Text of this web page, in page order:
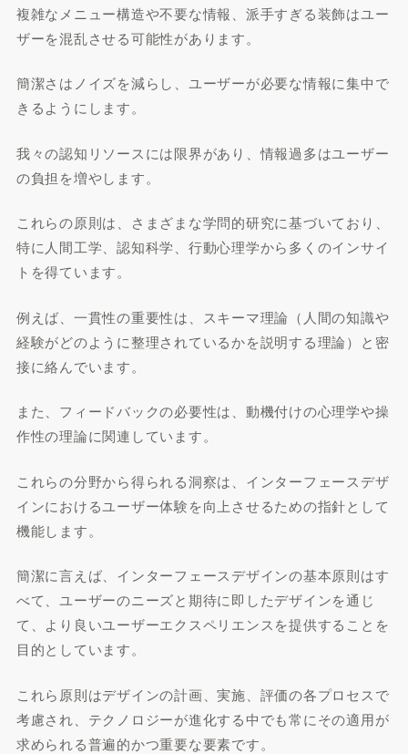
複雑なメニュー構造や不要な情報、派手すぎる装飾はユー
ザーを混乱させる可能性があります。
簡潔さはノイズを減らし、ユーザーが必要な情報に集中で
きるようにします。
我々の認知リソースには限界があり、情報過多はユーザー
の負担を増やします。
これらの原則は、さまざまな学問的研究に基づいており、
特に人間工学、認知科学、行動心理学から多くのインサイ
トを得ています。
例えば、一貫性の重要性は、スキーマ理論（人間の知識や
経験がどのように整理されているかを説明する理論）と密
接に絡んでいます。
また、フィードバックの必要性は、動機付けの心理学や操
作性の理論に関連しています。
これらの分野から得られる洞察は、インターフェースデザ
インにおけるユーザー体験を向上させるための指針として
機能します。
簡潔に言えば、インターフェースデザインの基本原則はす
べて、ユーザーのニーズと期待に即したデザインを通じ
て、より良いユーザーエクスペリエンスを提供することを
目的としています。
これら原則はデザインの計画、実施、評価の各プロセスで
考慮され、テクノロジーが進化する中でも常にその適用が
求められる普遍的かつ重要な要素です。